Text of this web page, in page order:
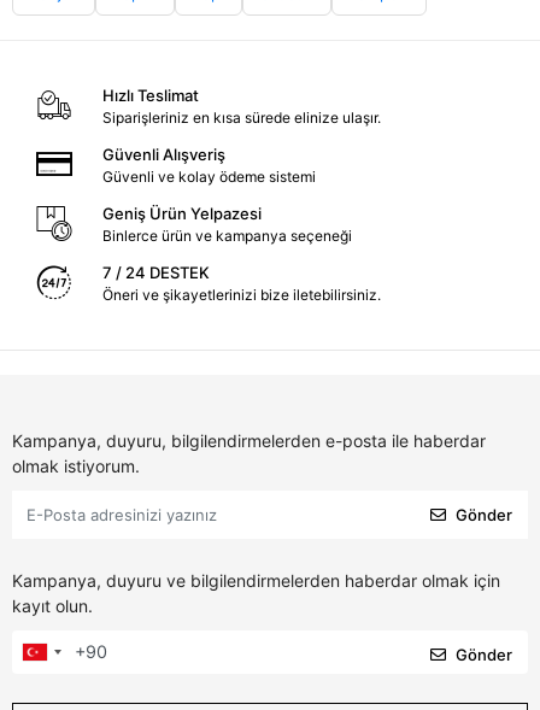
Hızlı Teslimat
Siparişleriniz en kısa sürede elinize ulaşır.
Güvenli Alışveriş
Güvenli ve kolay ödeme sistemi
Geniş Ürün Yelpazesi
Binlerce ürün ve kampanya seçeneği
7 / 24 DESTEK
Öneri ve şikayetlerinizi bize iletebilirsiniz.
Kampanya, duyuru, bilgilendirmelerden e-posta ile haberdar
olmak istiyorum.
Gönder
Kampanya, duyuru ve bilgilendirmelerden haberdar olmak için
kayıt olun.
Gönder